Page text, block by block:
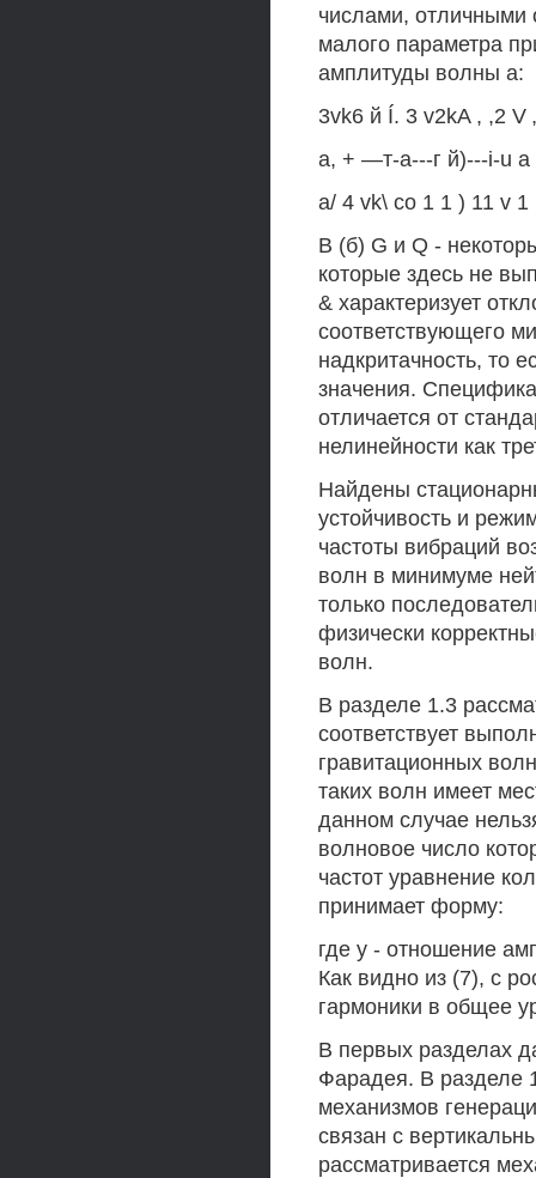
числами, отличными
малого параметра
амплитуды волны а:
3vk6 й Í. 3 v2kA , ,2 V
а, + —т-а---г й)---i-u
а/ 4 vk\ со 1 1 ) 11 v 1
В (б) G и Q -
которые здесь не
& характеризует
соответствующего
надкритачность, то
значения.
отличается от
нелинейности как
Найдены
устойчивость и
частоты вибраций
волн в минимуме
только
физически
волн.
В разделе 1.3
соответствует
гравитационных
таких волн имеет
данном случае
волновое число
частот уравнение
принимает форму:
где у - отношение
Как видно из (7), с
гармоники в общее
В первых разделах
Фарадея. В разделе
механизмов
связан с
рассматривается